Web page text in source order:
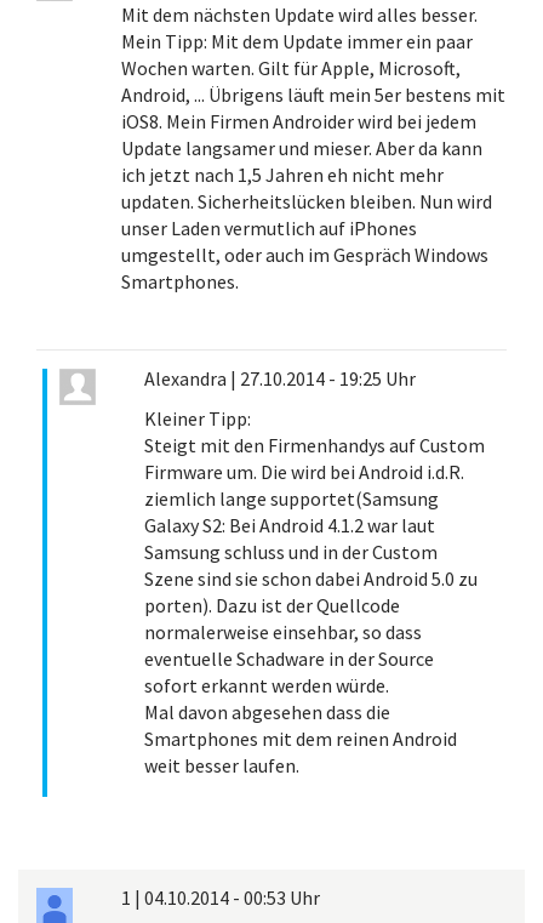
Mit dem nächsten Update wird alles besser.
Mein Tipp: Mit dem Update immer ein paar
Wochen warten. Gilt für Apple, Microsoft,
Android, ... Übrigens läuft mein 5er bestens mit
iOS8. Mein Firmen Androider wird bei jedem
Update langsamer und mieser. Aber da kann
ich jetzt nach 1,5 Jahren eh nicht mehr
updaten. Sicherheitslücken bleiben. Nun wird
unser Laden vermutlich auf iPhones
umgestellt, oder auch im Gespräch Windows
Smartphones.
Alexandra | 27.10.2014 - 19:25 Uhr
Kleiner Tipp:
Steigt mit den Firmenhandys auf Custom
Firmware um. Die wird bei Android i.d.R.
ziemlich lange supportet(Samsung
Galaxy S2: Bei Android 4.1.2 war laut
Samsung schluss und in der Custom
Szene sind sie schon dabei Android 5.0 zu
porten). Dazu ist der Quellcode
normalerweise einsehbar, so dass
eventuelle Schadware in der Source
sofort erkannt werden würde.
Mal davon abgesehen dass die
Smartphones mit dem reinen Android
weit besser laufen.
1 | 04.10.2014 - 00:53 Uhr